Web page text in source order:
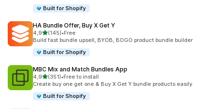
Built for Shopify
HA Bundle Offer, Buy X Get Y
4,9av 5 stjerner
(145)
Totalt 145 omtaler
•Free
Build fast bundle upsell, BYOB, BOGO product bundle builder
Built for Shopify
MBC Mix and Match Bundles App
4,9av 5 stjerner
(351)
Totalt 351 omtaler
•Free to install
Create buy one get one & Buy X Get Y bundle products easily
Built for Shopify